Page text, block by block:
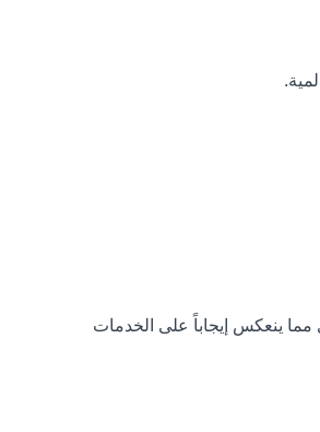
ينعكس إيجاباً على الخدمات